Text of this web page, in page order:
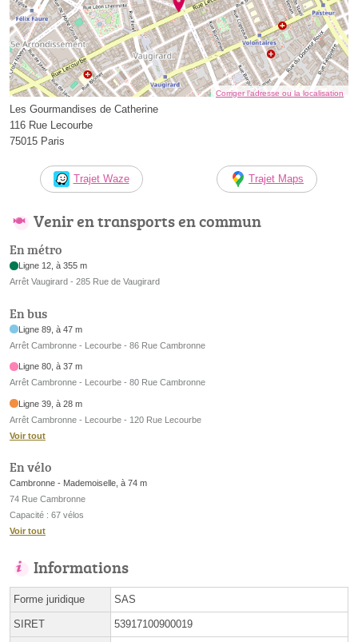
Corriger l’adresse ou la localisation
Les Gourmandises de Catherine
116 Rue Lecourbe
75015 Paris
Trajet Waze Trajet Maps
Venir en transports en commun
En métro
Ligne 12, à 355 m
Arrêt Vaugirard - 285 Rue de Vaugirard
En bus
Ligne 89, à 47 m
Arrêt Cambronne - Lecourbe - 86 Rue Cambronne
Ligne 80, à 37 m
Arrêt Cambronne - Lecourbe - 80 Rue Cambronne
Ligne 39, à 28 m
Arrêt Cambronne - Lecourbe - 120 Rue Lecourbe
Voir tout
En vélo
Cambronne - Mademoiselle, à 74 m
74 Rue Cambronne
Capacité : 67 vélos
Voir tout
Informations
Forme juridique SAS
SIRET 53917100900019